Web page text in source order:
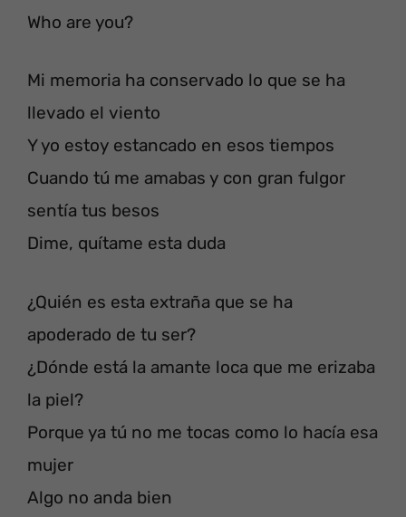
Who are you?
Mi memoria ha conservado lo que se ha
llevado el viento
Y yo estoy estancado en esos tiempos
Cuando tú me amabas y con gran fulgor
sentía tus besos
Dime, quítame esta duda
¿Quién es esta extraña que se ha
apoderado de tu ser?
¿Dónde está la amante loca que me erizaba
la piel?
Porque ya tú no me tocas como lo hacía esa
mujer
Algo no anda bien